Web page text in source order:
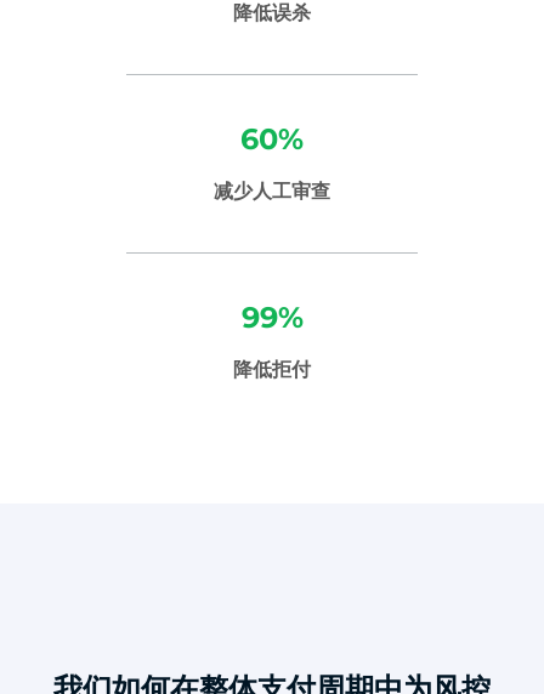
降低误杀
60%
减少人工审查
99%
降低拒付